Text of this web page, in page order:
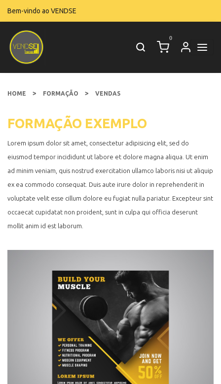
Bem-vindo ao VENDSE
0
HOME > FORMAÇÃO > VENDAS
FORMAÇÃO EXEMPLO
Lorem ipsum dolor sit amet, consectetur adipisicing elit, sed do
eiusmod tempor incididunt ut labore et dolore magna aliqua. Ut enim
ad minim veniam, quis nostrud exercitation ullamco laboris nisi ut aliquip
ex ea commodo consequat. Duis aute irure dolor in reprehenderit in
voluptate velit esse cillum dolore eu fugiat nulla pariatur. Excepteur sint
occaecat cupidatat non proident, sunt in culpa qui officia deserunt
mollit anim id est laborum.